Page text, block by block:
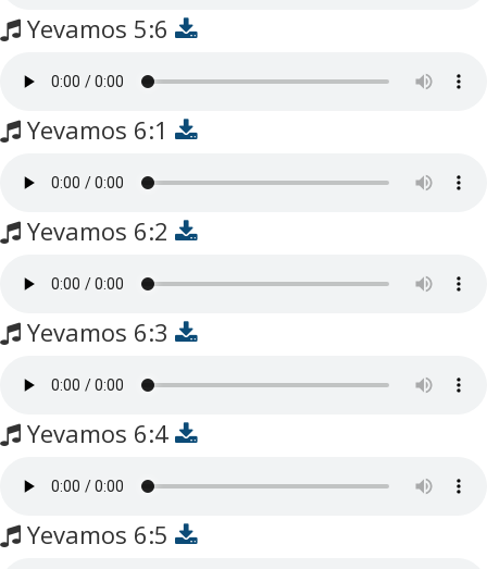
Yevamos 5:6
Yevamos 6:1
Yevamos 6:2
Yevamos 6:3
Yevamos 6:4
Yevamos 6:5